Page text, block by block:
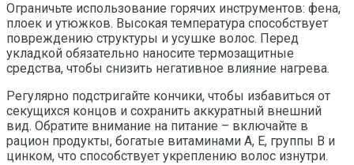
Ограничьте использование горячих инструментов: фена,
плоек и утюжков. Высокая температура способствует
повреждению структуры и усушке волос. Перед
укладкой обязательно наносите термозащитные
средства, чтобы снизить негативное влияние нагрева.
Регулярно подстригайте кончики, чтобы избавиться от
секущихся концов и сохранить аккуратный внешний
вид. Обратите внимание на питание – включайте в
рацион продукты, богатые витаминами А, Е, группы В и
цинком, что способствует укреплению волос изнутри.